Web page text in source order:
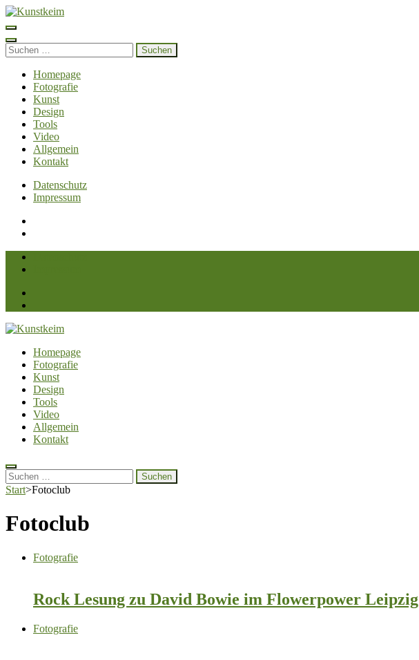
Zum
Inhalt
springen
(Enter
drücken)
Suchen
nach:
Homepage
Fotografie
Kunst
Design
Tools
Video
Allgemein
Kontakt
Datenschutz
Impressum
Kunstkeim
Fotografie, Design und Szene
Homepage
Fotografie
Kunst
Design
Tools
Video
Allgemein
Kontakt
Suchen
nach:
Start>Fotoclub
Fotoclub
Fotografie
Rock Lesung zu David Bowie im Flowerpower Leipzig
Fotografie